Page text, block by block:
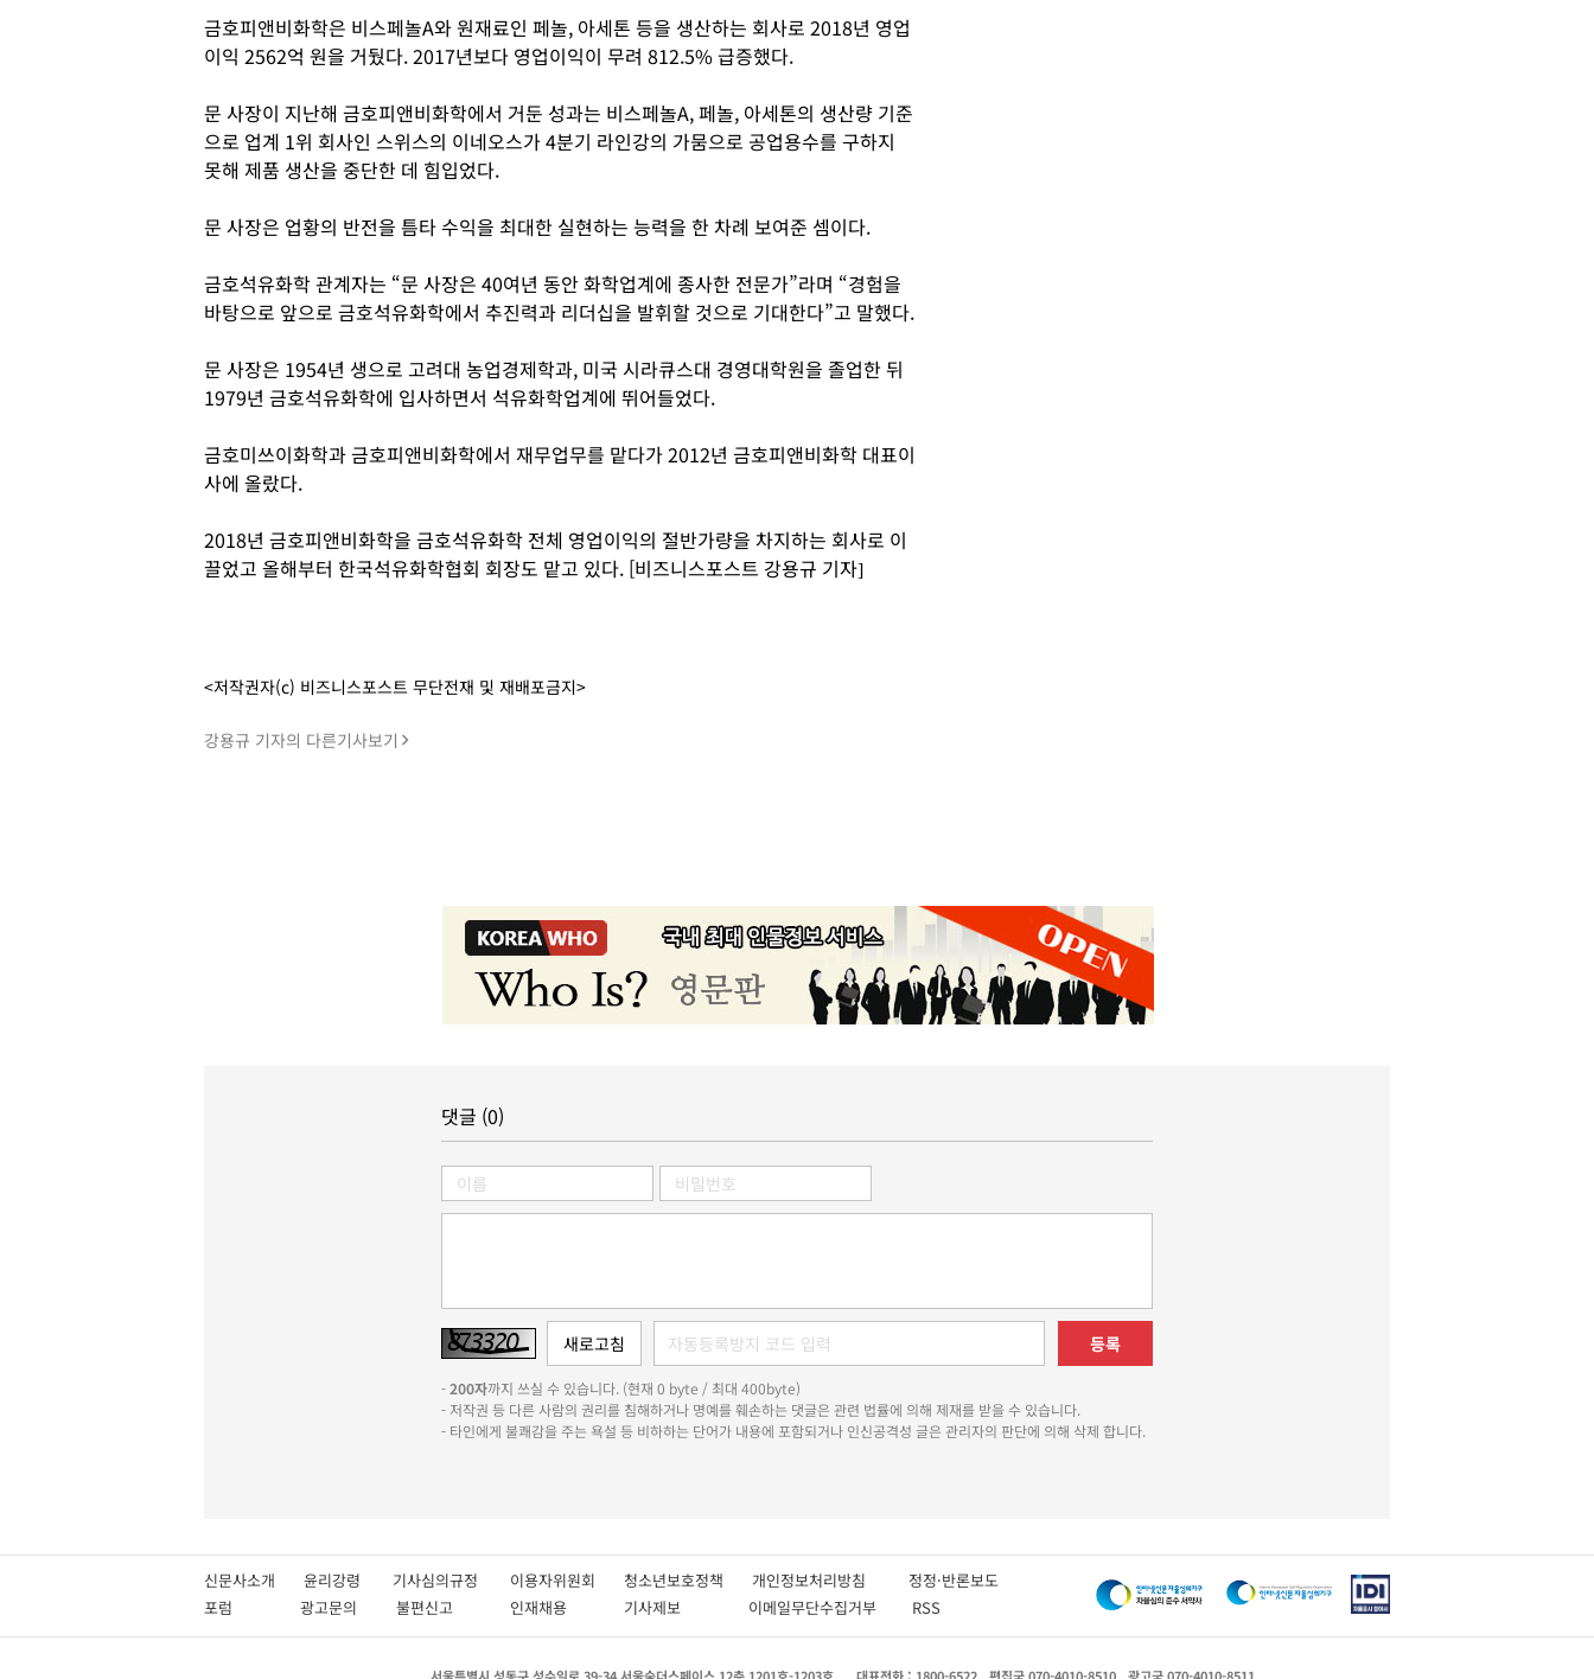
금호피앤비화학은 비스페놀A와 원재료인 페놀, 아세톤 등을 생산하는 회사로 2018년 영업
이익 2562억 원을 거뒀다. 2017년보다 영업이익이 무려 812.5% 급증했다.
문 사장이 지난해 금호피앤비화학에서 거둔 성과는 비스페놀A, 페놀, 아세톤의 생산량 기준
으로 업계 1위 회사인 스위스의 이네오스가 4분기 라인강의 가뭄으로 공업용수를 구하지
못해 제품 생산을 중단한 데 힘입었다.
문 사장은 업황의 반전을 틈타 수익을 최대한 실현하는 능력을 한 차례 보여준 셈이다.
금호석유화학 관계자는 “문 사장은 40여년 동안 화학업계에 종사한 전문가”라며 “경험을
바탕으로 앞으로 금호석유화학에서 추진력과 리더십을 발휘할 것으로 기대한다”고 말했다.
문 사장은 1954년 생으로 고려대 농업경제학과, 미국 시라큐스대 경영대학원을 졸업한 뒤
1979년 금호석유화학에 입사하면서 석유화학업계에 뛰어들었다.
금호미쓰이화학과 금호피앤비화학에서 재무업무를 맡다가 2012년 금호피앤비화학 대표이
사에 올랐다.
2018년 금호피앤비화학을 금호석유화학 전체 영업이익의 절반가량을 차지하는 회사로 이
끌었고 올해부터 한국석유화학협회 회장도 맡고 있다. [비즈니스포스트 강용규 기자]
<저작권자(c) 비즈니스포스트 무단전재 및 재배포금지>
강용규 기자의 다른기사보기
댓글 (0)
등록
-200자까지 쓰실 수 있습니다. (현재 0 byte / 최대 400byte)
- 저작권 등 다른 사람의 권리를 침해하거나 명예를 훼손하는 댓글은 관련 법률에 의해 제재를 받을 수 있습니다.
- 타인에게 불쾌감을 주는 욕설 등 비하하는 단어가 내용에 포함되거나 인신공격성 글은 관리자의 판단에 의해 삭제 합니다.
신문사소개 윤리강령 기사심의규정 이용자위원회 청소년보호정책 개인정보처리방침 정정·반론보도
포럼
광고문의 불편신고 인재채용 기사제보 이메일무단수집거부 RSS
서울특별시 성동구 성수일로 39-34 서울숲더스페이스 12층 1201호-1203호 대표전화 : 1800-6522 편집국 070-4010-8510 광고국 070-4010-8511